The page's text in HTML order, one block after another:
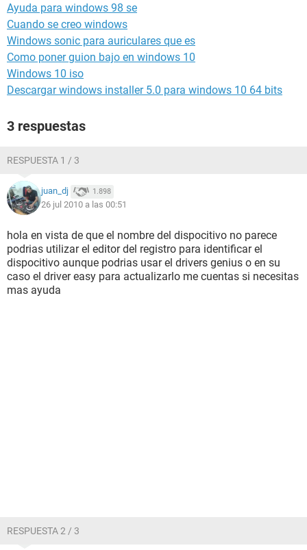
placa base
tipo de procesador intel celeron-A, 466 MHz (7x 67)
nombre de la placa base amptrom PII-3741LMT/3748LMT
chipset de la palca base sis 620
memoria del sitema trial version
tipo de bios AMI (07/15/95)
puerto de comunicaciones puerto de comunicaciones (COM
puerto de comunicacion puerto de impresora (LPT1)
tarjeta grafica adaptador de grficos PCI estandar (VGA)
acelerador 3d sis 86C306
monitor IBM 2124 (15 " CRT) (751314508)
multimedia
almacenaniemto
controlador ide controlador primario ide (fifo doble)
controlador ide controlador secundario ide (fifo doble)
controlador ide controlador sis 5513 doble puerto pci ide
Ayuda para windows 98 se
Cuando se creo windows
Windows sonic para auriculares que es
Como poner guion bajo en windows 10
Windows 10 iso
Descargar windows installer 5.0 para windows 10 64 bits
3 respuestas
RESPUESTA 1 / 3
juan_dj 1.898
26 jul 2010 a las 00:51
hola en vista de que el nombre del dispocitivo no parece
podrias utilizar el editor del registro para identificar el
dispocitivo aunque podrias usar el drivers genius o en su
caso el driver easy para actualizarlo me cuentas si necesitas
mas ayuda
RESPUESTA 2 / 3